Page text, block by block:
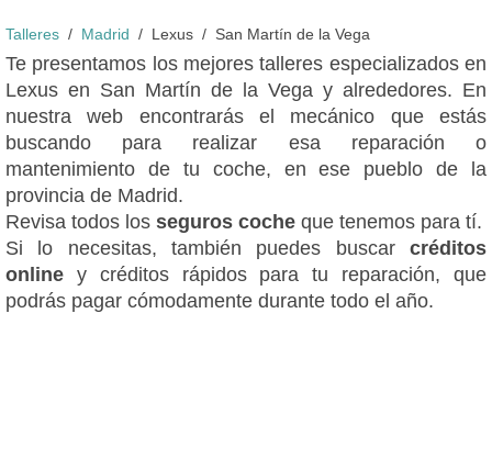
Talleres Madrid Lexus San Martín de la Vega
Te presentamos los mejores talleres especializados en
Lexus en San Martín de la Vega y alrededores. En
nuestra web encontrarás el mecánico que estás
buscando para realizar esa reparación o
mantenimiento de tu coche, en ese pueblo de la
provincia de Madrid.
Revisa todos los seguros coche que tenemos para tí.
Si lo necesitas, también puedes buscar créditos
online y créditos rápidos para tu reparación, que
podrás pagar cómodamente durante todo el año.